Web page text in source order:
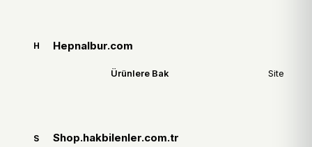
H Hepnalbur.com
Ürünlere Bak Site
S Shop.hakbilenler.com.tr